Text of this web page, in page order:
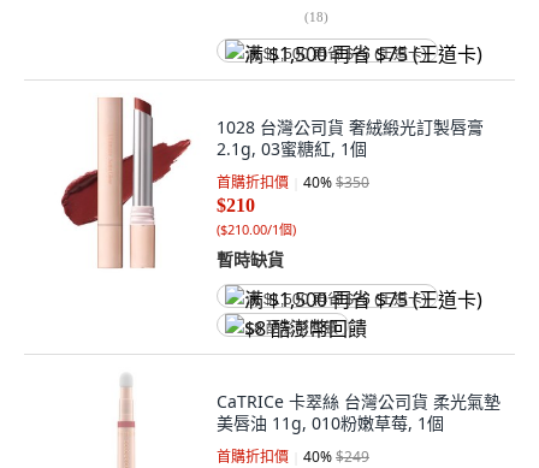
(18)
满 $1,500 再省 $75 (王道卡)
1028 台灣公司貨 奢絨緞光訂製唇膏
2.1g, 03蜜糖紅, 1個
首購折扣價 40%$350
$210
($210.00/1個)
暫時缺貨
满 $1,500 再省 $75 (王道卡)
$8 酷澎幣回饋
CaTRICe 卡翠絲 台灣公司貨 柔光氣墊
美唇油 11g, 010粉嫩草莓, 1個
首購折扣價 40%$249